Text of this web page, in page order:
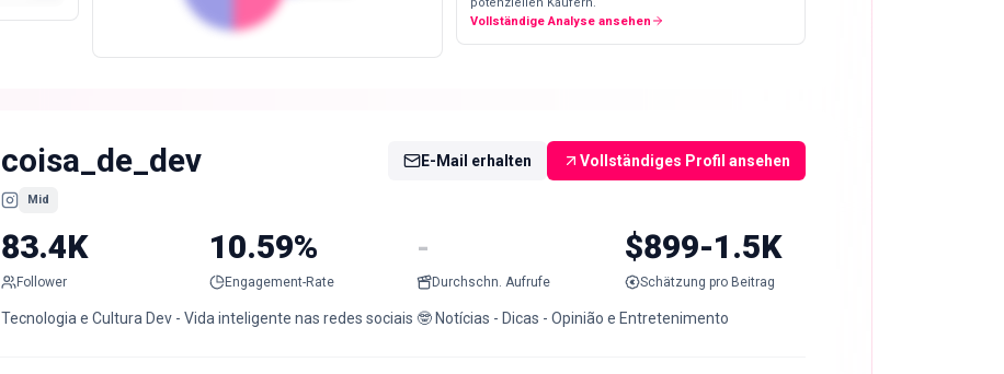
Vollständige Analyse ansehen
coisa_de_dev
Mid
E-Mail erhalten Vollständiges Profil ansehen
83.4K
Follower
10.59%
Engagement-Rate
-
Durchschn. Aufrufe
$899-1.5K
Schätzung pro Beitrag
Tecnologia e Cultura Dev - Vida inteligente nas redes sociais 🤓 Notícias - Dicas - Opinião e Entretenimento